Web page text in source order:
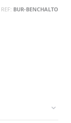
REF BUR-BENCHALTO